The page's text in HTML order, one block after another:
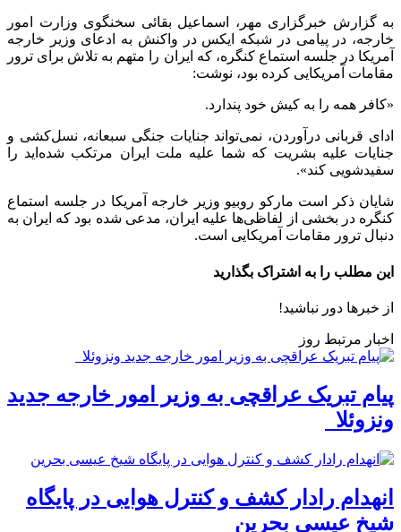
به گزارش خبرگزاری مهر، اسماعیل بقائی سخنگوی وزارت امور
خارجه، در پیامی در شبکه ایکس در واکنش به ادعای وزیر خارجه
آمریکا در جلسه استماع کنگره، که ایران را متهم به تلاش برای ترور
مقامات آمریکایی کرده بود، نوشت:
«کافر همه را به کیش خود پندارد.
ادای قربانی درآوردن، نمی‌تواند جنایات جنگی سبعانه، نسل‌کشی و
جنایات علیه بشریت که شما علیه ملت ایران مرتکب شده‌اید را
سفیدشویی کند».
شایان ذکر است مارکو روبیو وزیر خارجه آمریکا در جلسه استماع
کنگره در بخشی از لفاظی‌ها علیه ایران، مدعی شده بود که ایران به
دنبال ترور مقامات آمریکایی است.
این مطلب را به اشتراک بگذارید
از خبرها دور نباشید!
اخبار مرتبط روز
پیام تبریک عراقچی به وزیر امور خارجه جدید
ونزوئلا
انهدام رادار کشف و کنترل هوایی در پایگاه
شیخ عیسی بحرین